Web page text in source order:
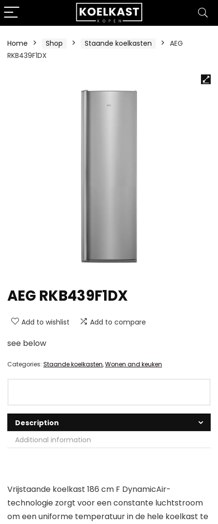
Home Shop Staande koelkasten
AEG
RKB439F1DX
AEG RKB439F1DX
Add to wishlist Add to compare
see below
Categories: Staande koelkasten,Wonen and keuken
Description
Additional information
Vrijstaande koelkast 186 cm F DynamicAir-
technologie zorgt voor een constante luchtstroom
om een ​​uniforme temperatuur in de hele koelkast te